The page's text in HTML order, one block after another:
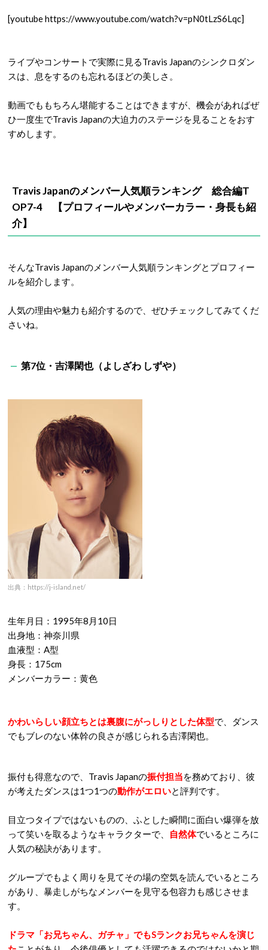
[youtube https://www.youtube.com/watch?v=pN0tLzS6Lqc]
ライブやコンサートで実際に見るTravis Japanのシンクロダン
スは、息をするのも忘れるほどの美しさ。
動画でももちろん堪能することはできますが、機会があればぜ
ひ一度生でTravis Japanの大迫力のステージを見ることをおす
すめします。
Travis Japanのメンバー人気順ランキング 総合編T
OP7-4
【プロフィールやメンバーカラー・身長も紹
介】
そんなTravis Japanのメンバー人気順ランキングとプロフィー
ルを紹介します。
人気の理由や魅力も紹介するので、ぜひチェックしてみてくだ
さいね。
第7位・吉澤閑也（よしざわ しずや）
出典：https://j-island.net/
生年月日：1995年8月10日
出身地：神奈川県
血液型：A型
身長：175cm
メンバーカラー：黄色
かわいらしい顔立ちとは裏腹にがっしりとした体型で、ダンス
でもブレのない体幹の良さが感じられる吉澤閑也。
振付も得意なので、Travis Japanの振付担当を務めており、彼
が考えたダンスは1つ1つの動作がエロいと評判です。
目立つタイプではないものの、ふとした瞬間に面白い爆弾を放
って笑いを取るようなキャラクターで、
自然体でいるところに
人気の秘訣があります。
グループでもよく周りを見てその場の空気を読んでいるところ
があり、暴走しがちなメンバーを見守る包容力も感じさせま
す。
ドラマ「お兄ちゃん、ガチャ」でもSランクお兄ちゃんを演じ